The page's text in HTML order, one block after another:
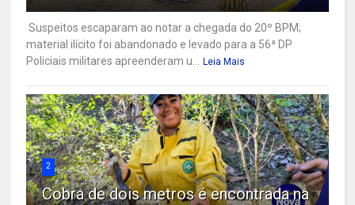
Suspeitos escaparam ao notar a chegada do 20º BPM;
material ilícito foi abandonado e levado para a 56ª DP
Policiais militares apreenderam u...
Leia Mais
2
Cobra de dois metros é encontrada na